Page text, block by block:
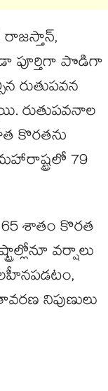
పూర్తిగా పొడిగా
రుతుపవన
రుతుపవనాల
కొరతను
79
శాతం కొరత
వర్షాలు
నిపుణులు